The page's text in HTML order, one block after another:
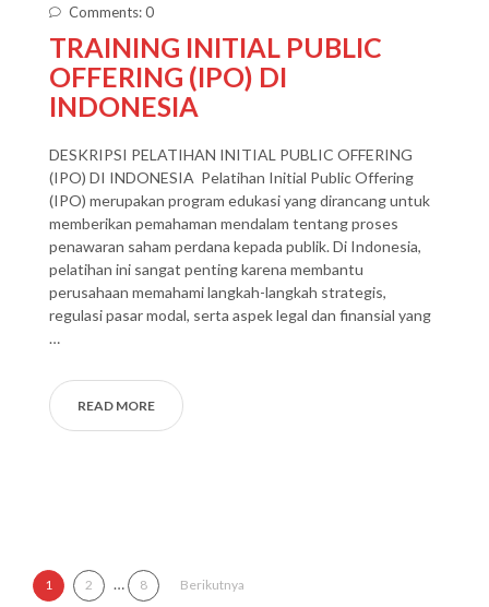
Comments: 0
TRAINING INITIAL PUBLIC
OFFERING (IPO) DI
INDONESIA
DESKRIPSI PELATIHAN INITIAL PUBLIC OFFERING
(IPO) DI INDONESIA Pelatihan Initial Public Offering
(IPO) merupakan program edukasi yang dirancang untuk
memberikan pemahaman mendalam tentang proses
penawaran saham perdana kepada publik. Di Indonesia,
pelatihan ini sangat penting karena membantu
perusahaan memahami langkah-langkah strategis,
regulasi pasar modal, serta aspek legal dan finansial yang
…
READ MORE
Paginasi pos
1 2 … 8 Berikutnya